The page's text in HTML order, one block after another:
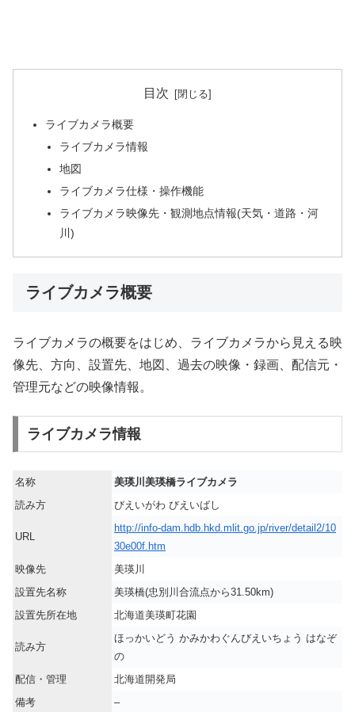
目次
ライブカメラ概要
ライブカメラ情報
地図
ライブカメラ仕様・操作機能
ライブカメラ映像先・観測地点情報(天気・道路・河
川)
ライブカメラ概要
ライブカメラの概要をはじめ、ライブカメラから見える映
像先、方向、設置先、地図、過去の映像・録画、配信元・
管理元などの映像情報。
ライブカメラ情報
名称
美瑛川美瑛橋ライブカメラ
読み方
びえいがわ びえいばし
URL
http://info-dam.hdb.hkd.mlit.go.jp/river/detail2/10
30e00f.htm
映像先
美瑛川
設置先名称
美瑛橋(忠別川合流点から31.50km)
設置先所在地
北海道美瑛町花園
読み方
ほっかいどう かみかわぐんびえいちょう はなぞ
の
配信・管理
北海道開発局
備考
–